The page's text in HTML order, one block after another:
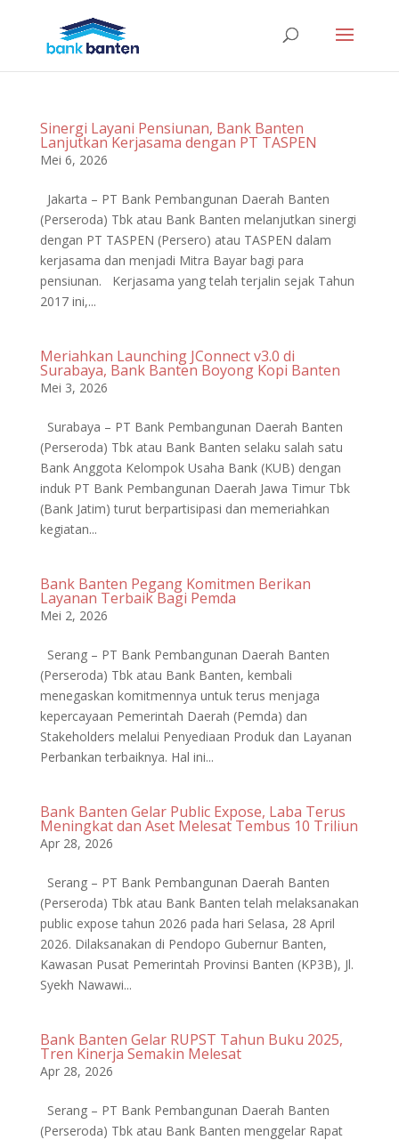
Sinergi Layani Pensiunan, Bank Banten
Lanjutkan Kerjasama dengan PT TASPEN
Mei 6, 2026
Jakarta – PT Bank Pembangunan Daerah Banten
(Perseroda) Tbk atau Bank Banten melanjutkan sinergi
dengan PT TASPEN (Persero) atau TASPEN dalam
kerjasama dan menjadi Mitra Bayar bagi para
pensiunan. Kerjasama yang telah terjalin sejak Tahun
2017 ini,...
Meriahkan Launching JConnect v3.0 di
Surabaya, Bank Banten Boyong Kopi Banten
Mei 3, 2026
Surabaya – PT Bank Pembangunan Daerah Banten
(Perseroda) Tbk atau Bank Banten selaku salah satu
Bank Anggota Kelompok Usaha Bank (KUB) dengan
induk PT Bank Pembangunan Daerah Jawa Timur Tbk
(Bank Jatim) turut berpartisipasi dan memeriahkan
kegiatan...
Bank Banten Pegang Komitmen Berikan
Layanan Terbaik Bagi Pemda
Mei 2, 2026
Serang – PT Bank Pembangunan Daerah Banten
(Perseroda) Tbk atau Bank Banten, kembali
menegaskan komitmennya untuk terus menjaga
kepercayaan Pemerintah Daerah (Pemda) dan
Stakeholders melalui Penyediaan Produk dan Layanan
Perbankan terbaiknya. Hal ini...
Bank Banten Gelar Public Expose, Laba Terus
Meningkat dan Aset Melesat Tembus 10 Triliun
Apr 28, 2026
Serang – PT Bank Pembangunan Daerah Banten
(Perseroda) Tbk atau Bank Banten telah melaksanakan
public expose tahun 2026 pada hari Selasa, 28 April
2026. Dilaksanakan di Pendopo Gubernur Banten,
Kawasan Pusat Pemerintah Provinsi Banten (KP3B), Jl.
Syekh Nawawi...
Bank Banten Gelar RUPST Tahun Buku 2025,
Tren Kinerja Semakin Melesat
Apr 28, 2026
Serang – PT Bank Pembangunan Daerah Banten
(Perseroda) Tbk atau Bank Banten menggelar Rapat